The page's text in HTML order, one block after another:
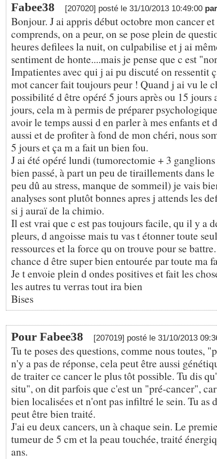
Fabee38 [207020] posté le 31/10/2013 10:49:00
Bonjour. J ai appris début octobre mon cancer
comprends, on a peur, on se pose plein de
heures defilees la nuit, on culpabilise et j ai
sentiment de honte....mais je pense que c est
Impatientes avec qui j ai pu discuté on ressentit
mot cancer fait toujours peur ! Quand j ai vu le
possibilité d être opéré 5 jours après ou 15 jours
jours, cela m à permis de préparer
avoir le temps aussi d en parler à mes enfants et
aussi et de profiter à fond de mon chéri, nous
5 jours et ça m a fait un bien fou.
J ai été opéré lundi (tumorectomie + 3 ganglions
bien passé, à part un peu de tiraillements dans
peu dû au stress, manque de sommeil) je vais
analyses sont plutôt bonnes apres j attends les
si j auraï de la chimio.
Il est vrai que c est pas toujours facile, qu il y a
pleurs, d angoisse mais tu vas t étonner toute
ressources et la force qu on trouve pour se
chance d être super bien entourée par toute ma
Je t envoie plein d ondes positives et fait les
les autres tu verras tout ira bien
Bises
Pour Fabee38 [207019] posté le 31/10/2013
Tu te poses des questions, comme nous toutes,
n'y a pas de réponse, cela peut être aussi
de traiter ce cancer le plus tôt possible. Tu dis
situ", on dit parfois que c'est un "pré-cancer",
bien localisées et n'ont pas infiltré le sein. Tu as
peut être bien traité.
J'ai eu deux cancers, un à chaque sein. Le
tumeur de 5 cm et la peau touchée, traité
ans.